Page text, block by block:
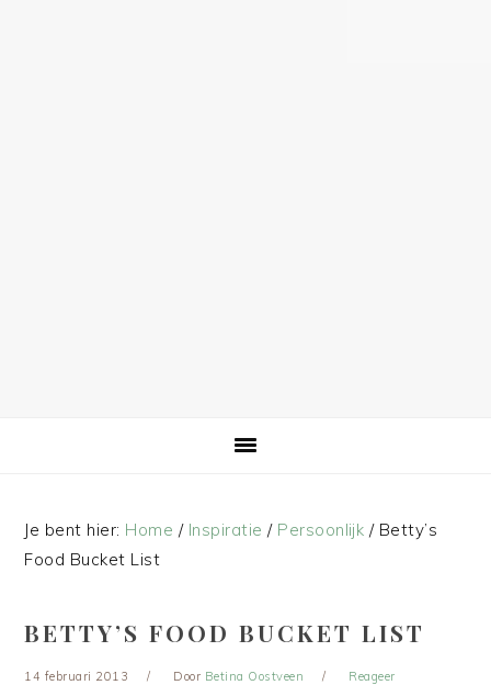
Je bent hier: Home / Inspiratie / Persoonlijk /Betty’s
Food Bucket List
BETTY’S FOOD BUCKET LIST
14 februari 2013 Door Betina Oostveen Reageer